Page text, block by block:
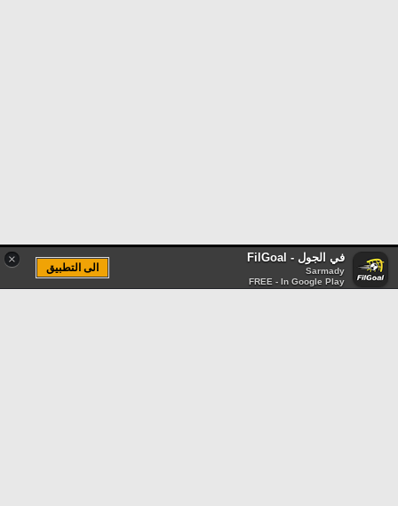
× في الجول - FilGoal
Sarmady
FREE - In Google Play
الى التطبيق